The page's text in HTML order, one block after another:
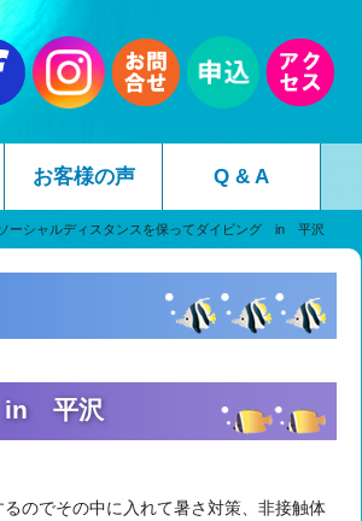
お客様の声 Q & A
ーシャルディスタンスを保ってダイビング in 平沢
in 平沢
のでその中に入れて暑さ対策、非接触体